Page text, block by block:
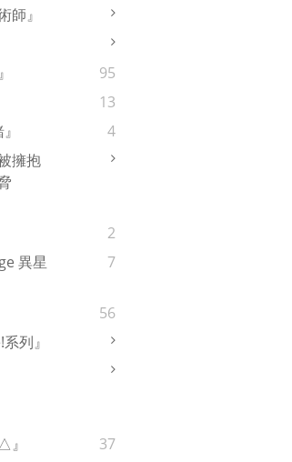
師』
95
13
4
擁抱
2
異星
7
56
列』
』
37